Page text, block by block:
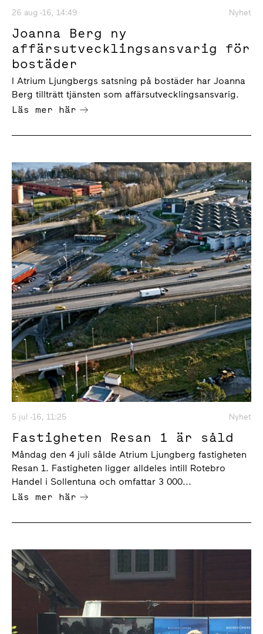
26 aug -16, 14:49 Nyhet
Joanna Berg ny
affärsutvecklingsansvarig för
bostäder
I Atrium Ljungbergs satsning på bostäder har Joanna
Berg tillträtt tjänsten som affärsutvecklingsansvarig.
Läs mer här
5 jul -16, 11:25 Nyhet
Fastigheten Resan 1 är såld
Måndag den 4 juli sålde Atrium Ljungberg fastigheten
Resan 1. Fastigheten ligger alldeles intill Rotebro
Handel i Sollentuna och omfattar 3 000...
Läs mer här